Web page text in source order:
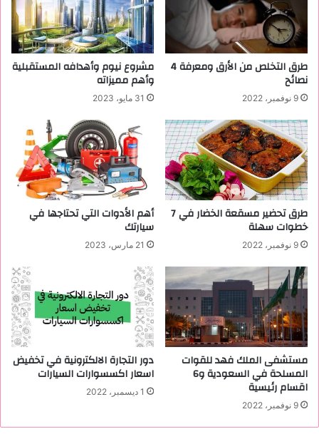
ت
خ
ط
ف
ا
ع
ق
و
ل
ت
ر
ع
ل
ي
ه
ا
طرق التخلص من الأرق ومعرفة 4
نصائح
9 نوفمبر، 2022
مشروع نيوم وأهدافه المستقبلية
وأهم مميزاته
31 مايو، 2023
طرق تحضير مسقعة الخضار في 7
خطوات سهلة
9 نوفمبر، 2022
أهم الأدوات التي تحتاجها في
سيارتك
21 مارس، 2023
مستشفى الملك فهد للقوات
المسلحة في السعودية و6
اقسام رئيسية
9 نوفمبر، 2022
دور التجارة الالكترونية في تخفيض
اسعار اكسسوارات السيارات
1 ديسمبر، 2022